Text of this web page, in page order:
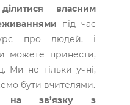
власним
під час
про людей, і
можете принести,
Ми не тільки учні,
бути вчителями.
на зв’язку з